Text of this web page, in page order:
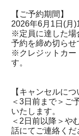
【ご予約期間】
2026年6月1日(月
※定員に達した場
予約を締め切らせ
※クレジットカー
す。
【キャンセルにつ
＜3日前まで＞ご
いたします。
＜2日前以降＞や
話にてご連絡くだ